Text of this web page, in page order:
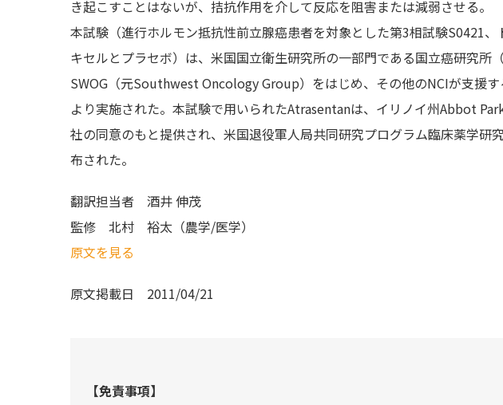
き起こすことはないが、拮抗作用を介して反応を阻害または減弱させる。
本試験（進行ホルモン抵抗性前立腺癌患者を対象とした第3相試験S0421
キセルとプラセボ）は、米国国立衛生研究所の一部門である国立癌研究所
SWOG（元Southwest Oncology Group）をはじめ、その他のNCIが支援
より実施された。本試験で用いられたAtrasentanは、イリノイ州Abbot
社の同意のもと提供され、米国退役軍人局共同研究プログラム臨床薬学研
布された。
翻訳担当者 酒井 伸茂
監修 北村 裕太（農学/医学）
原文を見る
原文掲載日 2011/04/21
【免責事項】